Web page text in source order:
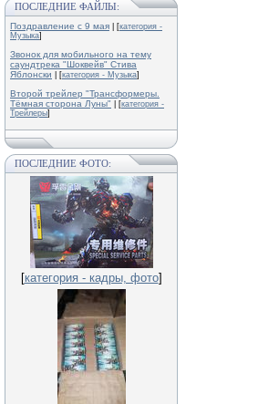
ПОСЛЕДНИЕ ФАЙЛЫ:
Поздравление с 9 мая | [категория -
Музыка]
Звонок для мобильного на тему
саундтрека "Шоквейв" Стива
Яблонски
| [категория - Музыка]
Второй трейлер "Трансформеры.
Тёмная сторона Луны"
| [категория -
Трейлеры]
ПОСЛЕДНИЕ ФОТО:
[категория - кадры, фото]